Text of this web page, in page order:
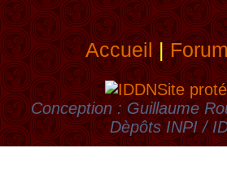
Accueil|
Site
Conception : Guillaume
Dèpôts INPI /